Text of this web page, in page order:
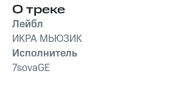
О треке
Лейбл
ИКРА МЬЮЗИК
Исполнитель
7sovaGE